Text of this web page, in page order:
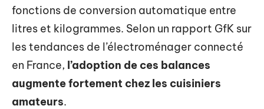
fonctions de conversion automatique entre
litres et kilogrammes. Selon un rapport GfK sur
les tendances de l’électroménager connecté
en France, l’adoption de ces balances
augmente fortement chez les cuisiniers
amateurs.